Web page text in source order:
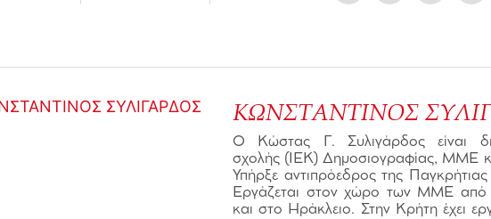
ΚΩΝΣΤΑΝΤΙΝΟΣ
Ο Κώστας Γ. Συλιγάρδος είναι
σχολής (ΙΕΚ) Δημοσιογραφίας, ΜΜΕ
Υπήρξε αντιπρόεδρος της
Εργάζεται στον χώρο των ΜΜΕ από
και στο Ηράκλειο. Στην Κρήτη έχει